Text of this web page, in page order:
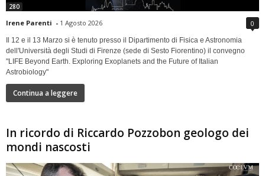
280
Irene Parenti - 1 Agosto 2026 0
Il 12 e il 13 Marzo si è tenuto presso il Dipartimento di Fisica e Astronomia
dell'Università degli Studi di Firenze (sede di Sesto Fiorentino) il convegno
"LIFE Beyond Earth. Exploring Exoplanets and the Future of Italian
Astrobiology"
Continua a leggere
In ricordo di Riccardo Pozzobon geologo dei
mondi nascosti